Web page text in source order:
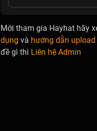
Mới tham gia Hayhat hãy
dụng và hướng dẫn
đề gì thì Liên hệ Admin